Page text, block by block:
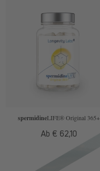
spermidineLIFE® Original 365+
Normaler
Ab € 62,10